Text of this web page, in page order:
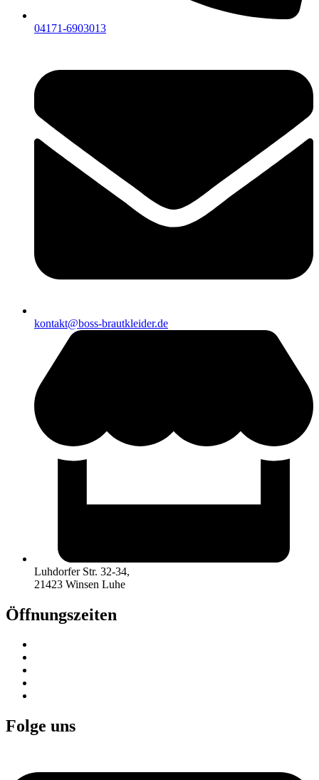
04171-6903013
kontakt@boss-brautkleider.de
Luhdorfer Str. 32-34,
21423 Winsen Luhe
Öffnungszeiten
Folge uns